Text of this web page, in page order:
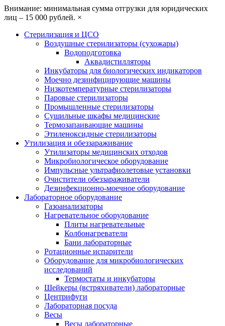
Внимание: минимальная сумма отгрузки для юридических
лиц – 15 000 рублей. ×
Стерилизация и ЦСО
Воздушные стерилизаторы (сухожары)
Водоподготовка
Аквадистилляторы
Инкубаторы для биологических индикаторов
Моечно дезинфицирующие машины
Низкотемпературные стерилизаторы
Паровые стерилизаторы
Промышленные стерилизаторы
Сушильные шкафы медицинские
Термозапаивающие машины
Этиленоксидные стерилизаторы
Утилизация и обеззараживание
Утилизаторы медицинских отходов
Микробиологическое оборудование
Импульсные ультрафиолетовые установки
Очистители обеззараживатели
Дезинфекционно-моечное оборудование
Лабораторное оборудование
Газоанализаторы
Нагревательное оборудование
Плиты нагревательные
Колбонагреватели
Бани лабораторные
Ротационные испарители
Оборудование для микробиологических
исследований
Термостаты и инкубаторы
Шейкеры (встряхиватели) лабораторные
Центрифуги
Лабораторная посуда
Весы
Весы лабораторные